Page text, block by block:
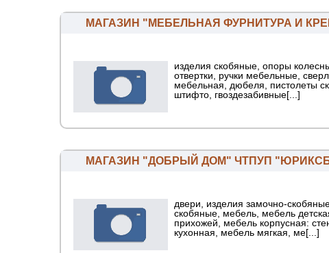
МАГАЗИН "МЕБЕЛЬНАЯ ФУРНИТУРА И
изделия скобяные, опоры
отвертки, ручки мебельные,
мебельная, дюбеля, пистолеты
штифто, гвоздезабивные[...]
МАГАЗИН "ДОБРЫЙ ДОМ" ЧТПУП
двери, изделия замочно-
скобяные, мебель, мебель
прихожей, мебель корпусная:
кухонная, мебель мягкая, ме[...]